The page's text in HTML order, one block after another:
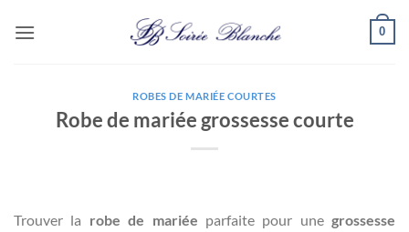
0
ROBES DE MARIÉE COURTES
Robe de mariée grossesse courte
Trouver la robe de mariée parfaite pour une grossesse